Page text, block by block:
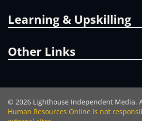
Learning & Upskilling
Other Links
© 2026 Lighthouse Independent Media.
Human Resources Online is not